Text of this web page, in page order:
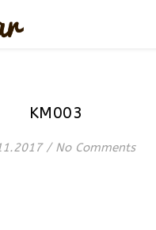
KM003
/ No Comments